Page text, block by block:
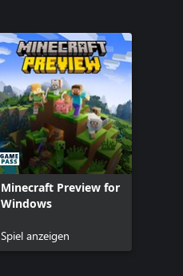
Minecraft Preview for
Windows
Spiel anzeigen